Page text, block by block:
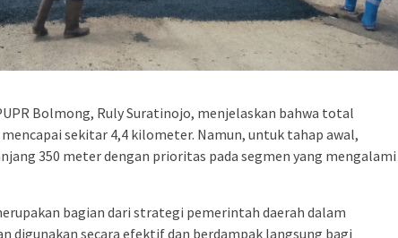
Bolmong, Ruly Suratinojo, menjelaskan bahwa total
sekitar 4,4 kilometer. Namun, untuk tahap awal,
350 meter dengan prioritas pada segmen yang mengalami
bagian dari strategi pemerintah daerah dalam
digunakan secara efektif dan berdampak langsung bagi